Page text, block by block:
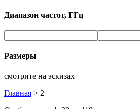
Диапазон частот, ГГц
Размеры
смотрите на эскизах
Главная > 2